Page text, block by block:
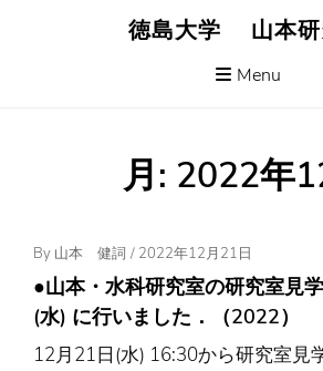
徳島大学 山本研
Menu
月: 2022年
By 山本 健詞 / Posted
On
2022年12月21日
●山本・水科研究室の研究室見
(水) に行いました．（2022）
12月21日(水) 16:30から研究室見